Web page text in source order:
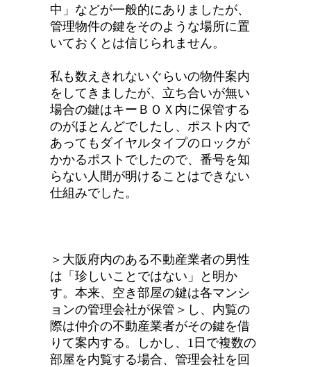
中」などが一般的にありましたが、
管理物件の鍵をそのような場所に置
いておくとは信じられません。
私も数えきれないぐらいの物件案内
をしてきましたが、立ち合いが無い
場合の鍵はキーＢＯＸ内に保管する
のがほとんどでしたし、ポスト内で
あってもダイヤルタイプのロックが
かかるポストでしたので、番号を知
らない人間が明けることはできない
仕組みでした。
＞大阪府内のある不動産業者の男性
は「珍しいことではない」と明か
す。本来、空き部屋の鍵は各マンシ
ョンの管理会社が保管＞し、内覧の
際は仲介の不動産業者がその鍵を借
りて案内する。しかし、1日で複数の
部屋を内覧する場合、管理会社を回